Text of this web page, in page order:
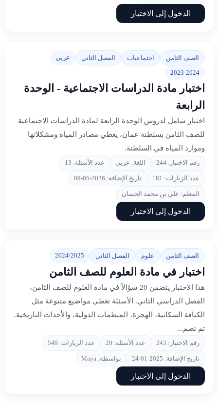
الدخول إلى الاختبار
الصف الثامن اجتماعيات الفصل الثاني عربي
2023-2024
اختبار مادة الدراسات الاجتماعية - الوحدة
الرابعة
اختبار شامل لدروس الوحدة الرابعة لمادة الدراسات الاجتماعية
للصف الثامن بسلطنة عمان، يغطي مصادر المياه ومشكلاتها
وموارد المياه في السلطنة.
رقم الاختبار: 244 اللغة: عربي عدد الأسئلة: 13
عدد الزيارات: 181 تاريخ الإضافة: 2026-05-09
المعلم: علي بن محمد الحسان
الدخول إلى الاختبار
الصف الثامن علوم الفصل الثاني 2024/2025
اختبار في مادة العلوم للصف الثامن
هذا الاختبار يتضمن 20 سؤالاً في مادة العلوم للصف الثامن،
الفصل الدراسي الثاني. الأسئلة تغطي مواضيع متنوعة مثل
الكثافة السكانية، الهجرة، المنظمات الدولية، والأحداث التاريخية.
تم تصم...
رقم الاختبار: 243 عدد الأسئلة: 20 عدد الزيارات: 549
تاريخ الإضافة: 2025-01-24 بواسطة: Maya
الدخول إلى الاختبار